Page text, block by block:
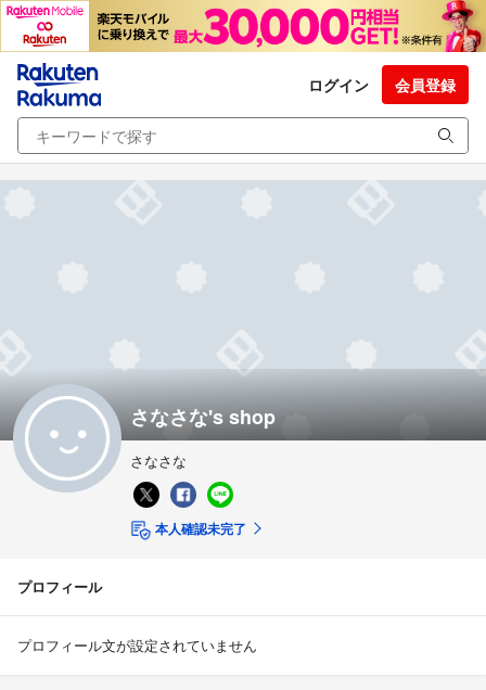
ログイン 会員登録
さなさな's shop
さなさな
本人確認未完了
プロフィール
プロフィール文が設定されていません